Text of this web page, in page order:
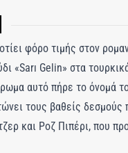
φόρο τιμής στον
«Sarı Gelin» στα
αυτό πήρε το όνομά
τους βαθείς δεσμούς
και Ροζ Πιπέρι, που
τριαντάφυλλου και